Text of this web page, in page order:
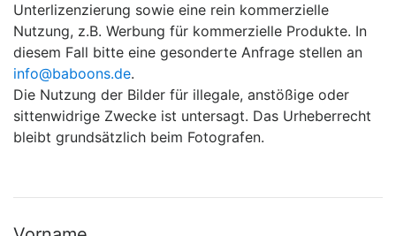
Unterlizenzierung sowie eine rein kommerzielle
Nutzung, z.B. Werbung für kommerzielle Produkte. In
diesem Fall bitte eine gesonderte Anfrage stellen an
info@baboons.de.
Die Nutzung der Bilder für illegale, anstößige oder
sittenwidrige Zwecke ist untersagt. Das Urheberrecht
bleibt grundsätzlich beim Fotografen.